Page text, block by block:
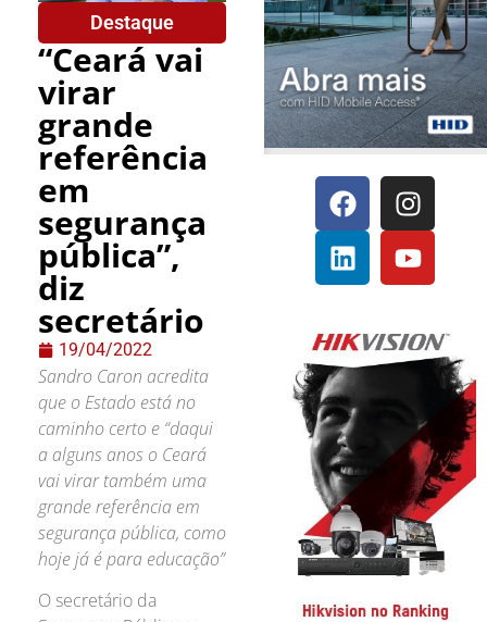
Destaque
“Ceará vai
virar
grande
referência
em
segurança
pública”,
diz
secretário
19/04/2022
Sandro Caron acredita
que o Estado está no
caminho certo e “daqui
a alguns anos o Ceará
vai virar também uma
grande referência em
segurança pública, como
hoje já é para educação”
O secretário da